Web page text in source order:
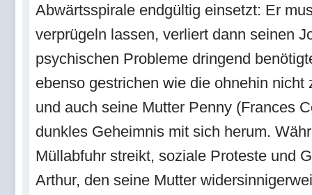
Abwärtsspirale endgültig einsetzt: Er
verprügeln lassen, verliert dann seinen
psychischen Probleme dringend
ebenso gestrichen wie die ohnehin nicht
und auch seine Mutter Penny (Frances
dunkles Geheimnis mit sich herum.
Müllabfuhr streikt, soziale Proteste und
Arthur, den seine Mutter